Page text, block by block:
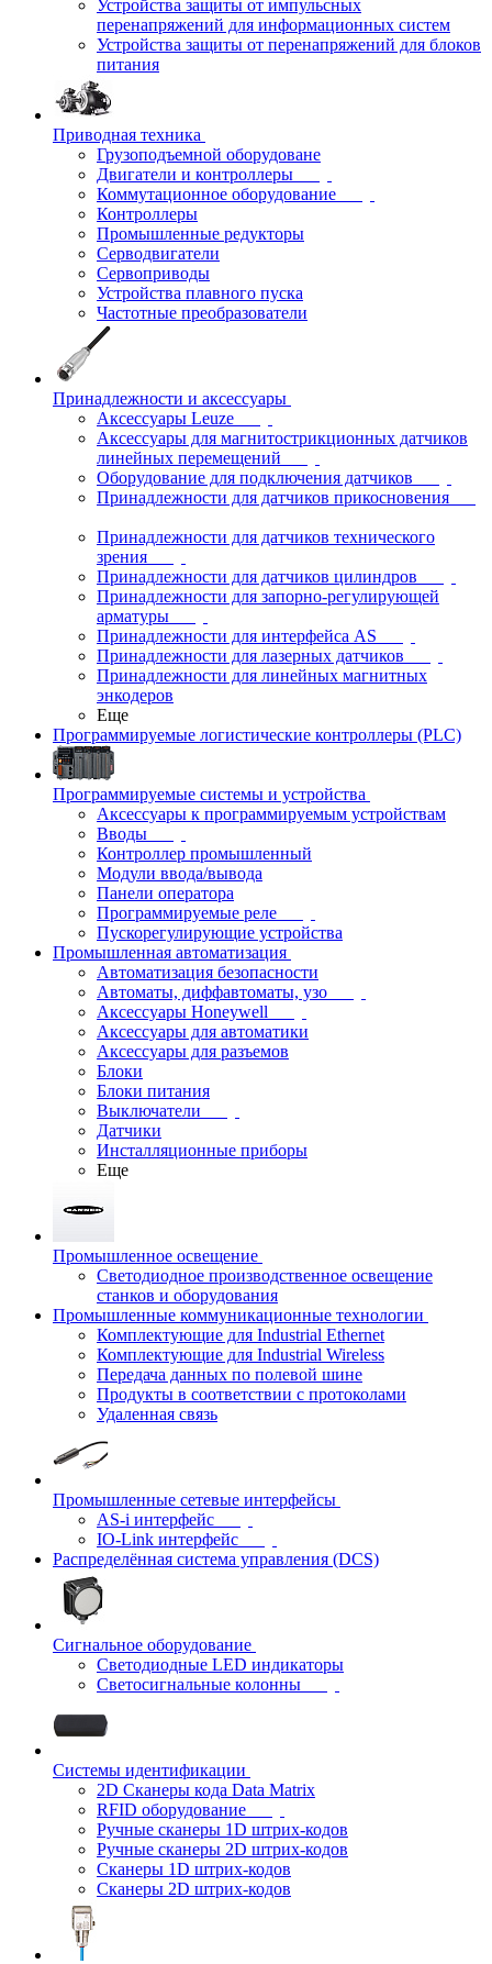
Устройства защиты от импульсных
перенапряжений для информационных систем
Устройства защиты от перенапряжений для блоков
питания
Приводная техника
Грузоподъемной оборудоване
Двигатели и контроллеры
Коммутационное оборудование
Контроллеры
Промышленные редукторы
Серводвигатели
Сервоприводы
Устройства плавного пуска
Частотные преобразователи
Принадлежности и аксессуары
Аксессуары Leuze
Аксессуары для магнитострикционных датчиков
линейных перемещений
Оборудование для подключения датчиков
Принадлежности для датчиков прикосновения
Принадлежности для датчиков технического
зрения
Принадлежности для датчиков цилиндров
Принадлежности для запорно-регулирующей
арматуры
Принадлежности для интерфейса AS
Принадлежности для лазерных датчиков
Принадлежности для линейных магнитных
энкодеров
Еще
Программируемые логистические контроллеры (PLC)
Программируемые системы и устройства
Аксессуары к программируемым устройствам
Вводы
Контроллер промышленный
Модули ввода/вывода
Панели оператора
Программируемые реле
Пускорегулирующие устройства
Промышленная автоматизация
Автоматизация безопасности
Автоматы, диффавтоматы, узо
Аксессуары Honeywell
Аксессуары для автоматики
Аксессуары для разъемов
Блоки
Блоки питания
Выключатели
Датчики
Инсталляционные приборы
Еще
Промышленное освещение
Светодиодное производственное освещение
станков и оборудования
Промышленные коммуникационные технологии
Комплектующие для Industrial Ethernet
Комплектующие для Industrial Wireless
Передача данных по полевой шине
Продукты в соответствии с протоколами
Удаленная связь
Промышленные сетевые интерфейсы
AS-i интерфейс
IO-Link интерфейс
Распределённая система управления (DCS)
Сигнальное оборудование
Светодиодные LED индикаторы
Светосигнальные колонны
Системы идентификации
2D Сканеры кода Data Matrix
RFID оборудование
Ручные сканеры 1D штрих-кодов
Ручные сканеры 2D штрих-кодов
Сканеры 1D штрих-кодов
Сканеры 2D штрих-кодов